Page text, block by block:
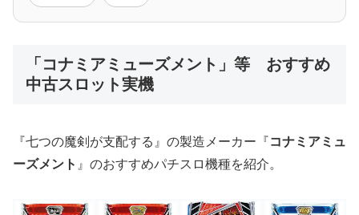
値下げ台 ディスクアップ
「コナミアミューズメント」等 おすすめ
中古スロット実機
『七つの魔剣が支配する』の製造メーカー『コナミアミュ
ーズメント 』のおすすめパチスロ機種を紹介。